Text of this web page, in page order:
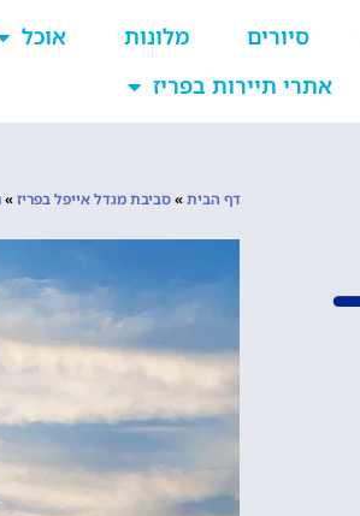
סיורים מלונות אוכל
אתרי תיירות בפריז
דף הבית»סביבת מגדל אייפל בפריז»